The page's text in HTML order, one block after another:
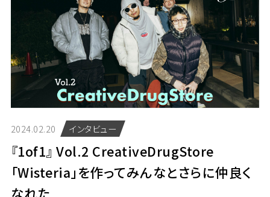
2024.02.20 インタビュー
『1of1』 Vol.2 CreativeDrugStore
「Wisteria」を作ってみんなとさらに仲良く
なれた